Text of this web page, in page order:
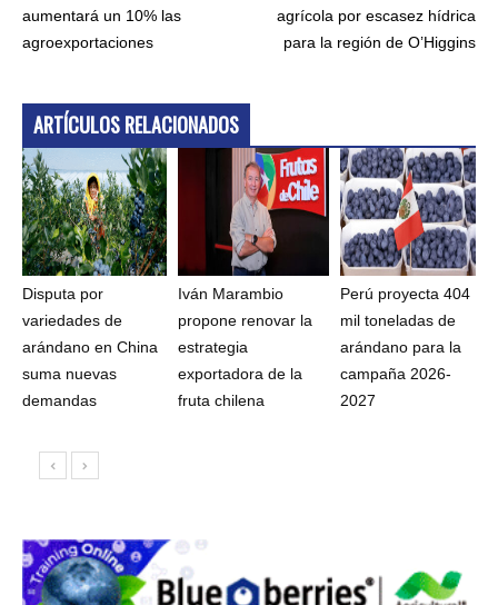
aumentará un 10% las
agroexportaciones
agrícola por escasez hídrica
para la región de O’Higgins
ARTÍCULOS RELACIONADOS
Disputa por
variedades de
arándano en China
suma nuevas
demandas
Iván Marambio
propone renovar la
estrategia
exportadora de la
fruta chilena
Perú proyecta 404
mil toneladas de
arándano para la
campaña 2026-
2027